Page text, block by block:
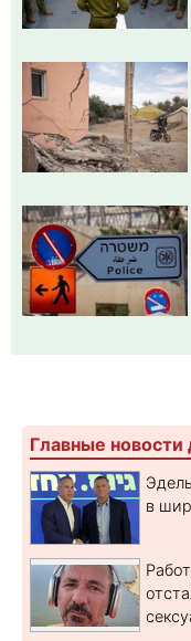
Главные новости
в